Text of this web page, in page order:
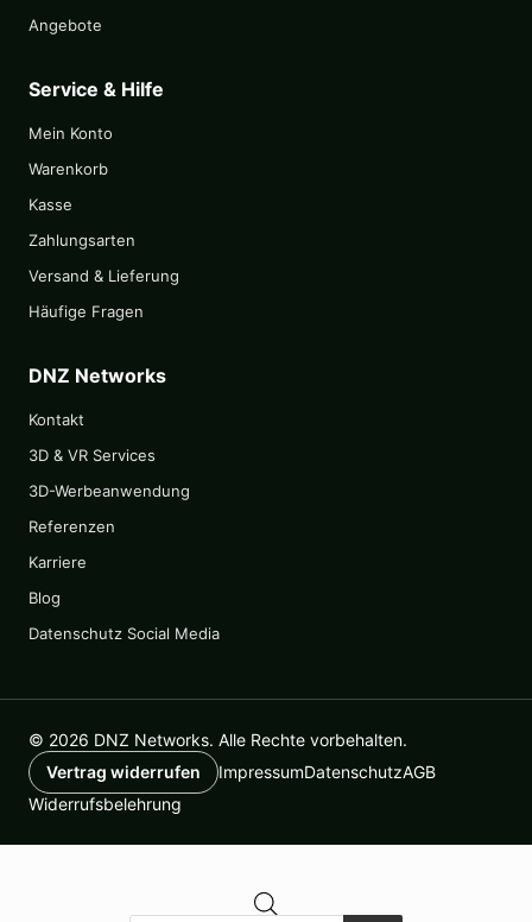
Angebote
Service & Hilfe
Mein Konto
Warenkorb
Kasse
Zahlungsarten
Versand & Lieferung
Häufige Fragen
DNZ Networks
Kontakt
3D & VR Services
3D-Werbeanwendung
Referenzen
Karriere
Blog
Datenschutz Social Media
© 2026 DNZ Networks. Alle Rechte vorbehalten.
Vertrag widerrufen
ImpressumDatenschutzAGB
Widerrufsbelehrung